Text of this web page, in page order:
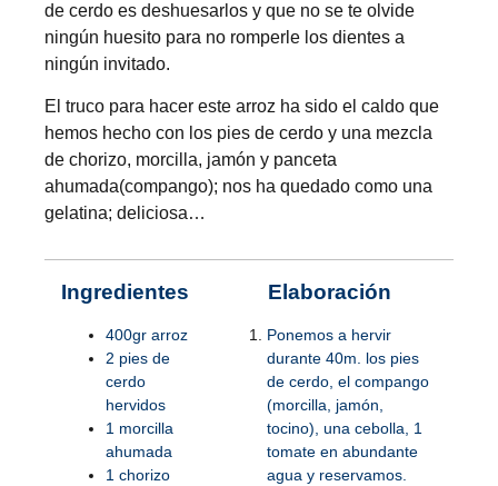
de cerdo es deshuesarlos y que no se te olvide
ningún huesito para no romperle los dientes a
ningún invitado.
El truco para hacer este arroz ha sido el caldo que
hemos hecho con los pies de cerdo y una mezcla
de chorizo, morcilla, jamón y panceta
ahumada(compango); nos ha quedado como una
gelatina; deliciosa…
Ingredientes
400gr arroz
2 pies de
cerdo
hervidos
1 morcilla
ahumada
1 chorizo
Elaboración
Ponemos a hervir
durante 40m. los pies
de cerdo, el compango
(morcilla, jamón,
tocino), una cebolla, 1
tomate en abundante
agua y reservamos.